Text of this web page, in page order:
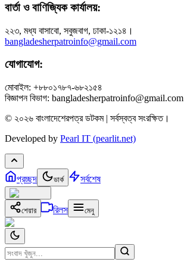
বার্তা ও বাণিজ্যিক কার্যালয়:
২২৩, মধ্য বাসাবো, সবুজবাগ, ঢাকা-১২১৪।
bangladesherpatroinfo@gmail.com
যোগাযোগ:
মোবাইল: +৮৮০১৭৮৭-৬৮২১৫৪
বিজ্ঞাপন বিভাগ: bangladesherpatroinfo@gmail.com
© ২০২৬ বাংলাদেশেরপত্র ডটকম | সর্বস্বত্ব সংরক্ষিত।
Developed by Pearl IT (pearlit.net)
প্রচ্ছদ ডার্ক সর্বশেষ
শেয়ার রিলস মেনু